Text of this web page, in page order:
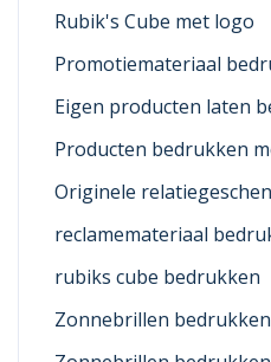
Rubik's Cube met logo
Promotiemateriaal
Eigen producten laten
Producten bedrukken
Originele
reclamemateriaal
rubiks cube bedrukken
Zonnebrillen